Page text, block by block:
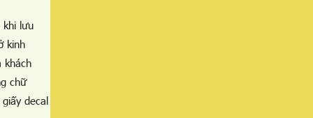
khi lưu
kinh
khách
chữ
decal